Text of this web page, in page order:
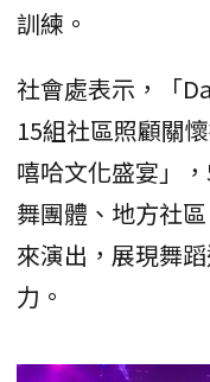
訓練。
社會處表示，「
15組社區照顧關
嘻哈文化盛宴」
舞團體、地方社
來演出，展現舞
力。